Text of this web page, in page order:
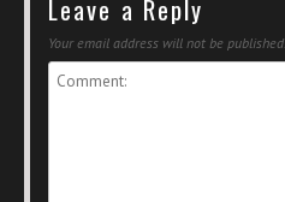
Leave a Reply
Your email address will not be published.